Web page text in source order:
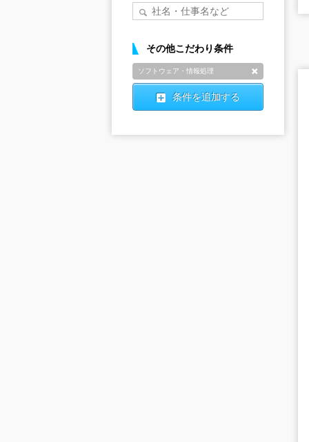
その他こだわり条件
ソフトウェア・情報処理
条件を追加する